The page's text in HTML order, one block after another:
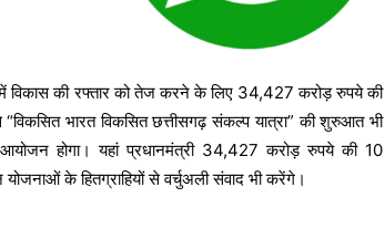
विकास की रफ्तार को तेज करने के लिए 34,427 करोड़ रुपये की
भारत विकसित छत्तीसगढ़ संकल्प यात्रा” की शुरुआत भी
होगा। यहां प्रधानमंत्री 34,427 करोड़ रुपये की 10
के हितग्राहियों से वर्चुअली संवाद भी करेंगे।